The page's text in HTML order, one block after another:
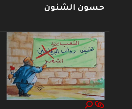
حسون الشنون